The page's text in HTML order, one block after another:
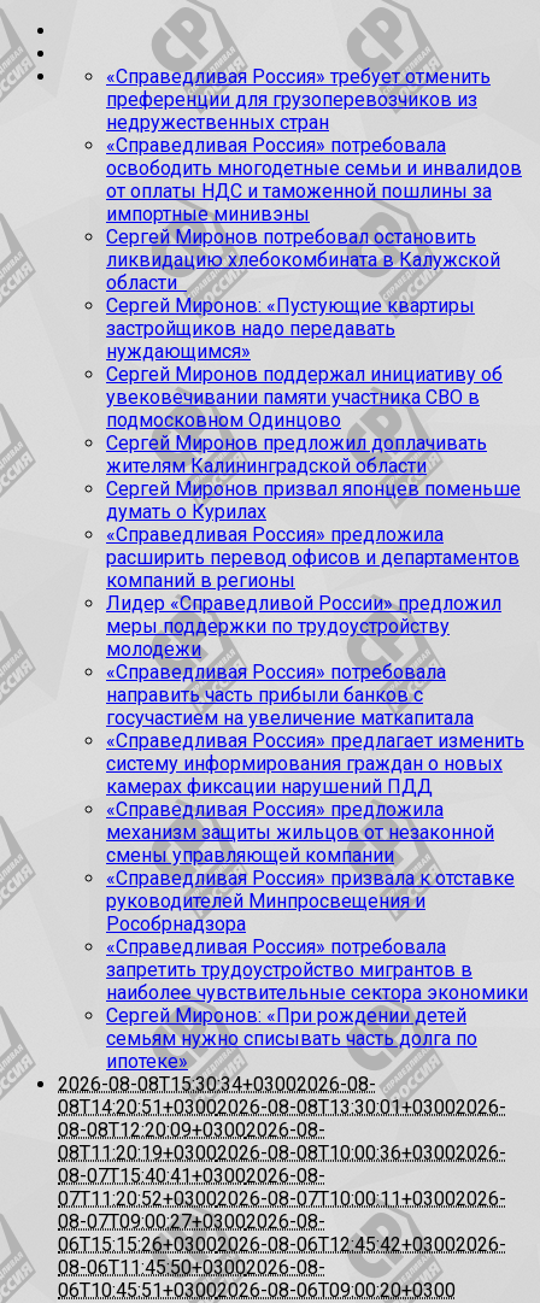
«Справедливая Россия» требует отменить
преференции для грузоперевозчиков из
недружественных стран
«Справедливая Россия» потребовала
освободить многодетные семьи и инвалидов
от оплаты НДС и таможенной пошлины за
импортные минивэны
Сергей Миронов потребовал остановить
ликвидацию хлебокомбината в Калужской
области
Сергей Миронов: «Пустующие квартиры
застройщиков надо передавать
нуждающимся»
Сергей Миронов поддержал инициативу об
увековечивании памяти участника СВО в
подмосковном Одинцово
Сергей Миронов предложил доплачивать
жителям Калининградской области
Сергей Миронов призвал японцев поменьше
думать о Курилах
«Справедливая Россия» предложила
расширить перевод офисов и департаментов
компаний в регионы
Лидер «Справедливой России» предложил
меры поддержки по трудоустройству
молодежи
«Справедливая Россия» потребовала
направить часть прибыли банков с
госучастием на увеличение маткапитала
«Справедливая Россия» предлагает изменить
систему информирования граждан о новых
камерах фиксации нарушений ПДД
«Справедливая Россия» предложила
механизм защиты жильцов от незаконной
смены управляющей компании
«Справедливая Россия» призвала к отставке
руководителей Минпросвещения и
Рособрнадзора
«Справедливая Россия» потребовала
запретить трудоустройство мигрантов в
наиболее чувствительные сектора экономики
Сергей Миронов: «При рождении детей
семьям нужно списывать часть долга по
ипотеке»
2026-08-08T15:30:34+03002026-08-
08T14:20:51+03002026-08-08T13:30:01+03002026-
08-08T12:20:09+03002026-08-
08T11:20:19+03002026-08-08T10:00:36+03002026-
08-07T15:40:41+03002026-08-
07T11:20:52+03002026-08-07T10:00:11+03002026-
08-07T09:00:27+03002026-08-
06T15:15:26+03002026-08-06T12:45:42+03002026-
08-06T11:45:50+03002026-08-
06T10:45:51+03002026-08-06T09:00:20+0300